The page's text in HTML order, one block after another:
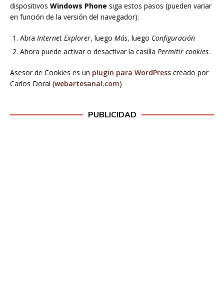
dispositivos Windows Phone siga estos pasos (pueden variar
en función de la versión del navegador):
Abra Internet Explorer, luego Más, luego Configuración
Ahora puede activar o desactivar la casilla Permitir cookies.
Asesor de Cookies es un plugin para WordPress creado por
Carlos Doral (webartesanal.com)
PUBLICIDAD